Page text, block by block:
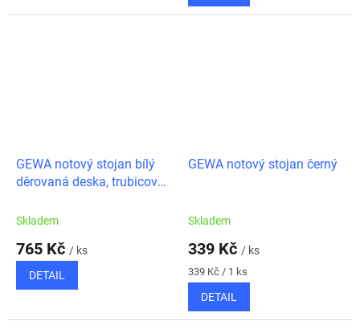
GEWA notový stojan bílý
děrovaná deska, trubicový
Skladem
765 Kč / ks
DETAIL
GEWA notový stojan černý
Skladem
339 Kč / ks
Měrná
cena:
339 Kč / 1 ks
DETAIL